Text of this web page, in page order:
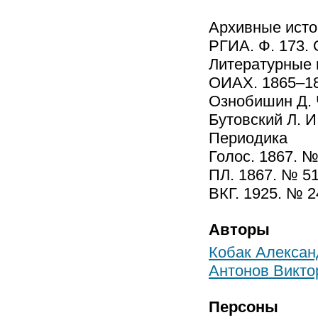
Архивные
РГИА. Ф. 173.
Литературные
ОИАХ.
Ознобишин Д.
Бутовский Л.
Периодика
Голос. 1867.
ПЛ. 1867. №
ВКГ. 1925. №
Авторы
Кобак
Антонов
Персоны